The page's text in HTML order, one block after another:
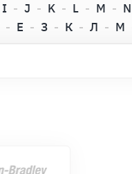
I J K L M N
Е З К Л М